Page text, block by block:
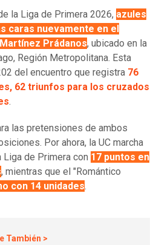
la Liga de Primera 2026, azules
caras nuevamente en el
Prádanos, ubicado en la
Región Metropolitana. Esta
del encuentro que registra 76
62 triunfos para los cruzados
.
las pretensiones de ambos
Por ahora, la UC marcha
de Primera con 17 puntos en
, mientras que el "Romántico
con 14 unidades.
También >